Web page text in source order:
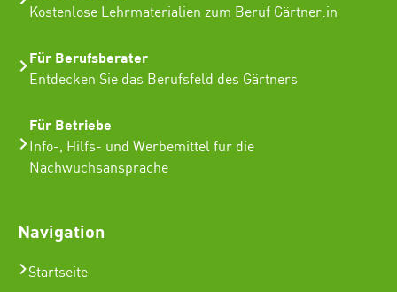
Kostenlose Lehrmaterialien zum Beruf Gärtner:in
Für Berufsberater
Entdecken Sie das Berufsfeld des Gärtners
Für Betriebe
Info-, Hilfs- und Werbemittel für die
Nachwuchsansprache
Navigation
Startseite